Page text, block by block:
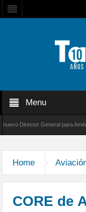
Menu
General para América
Home
CORE de